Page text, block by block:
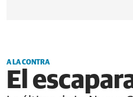
A LA CONTRA
El